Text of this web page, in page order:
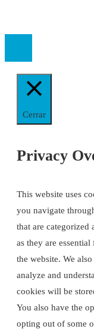
Cerrar
Privacy
This website uses
you navigate
that are categorized
as they are
the website. We
analyze and
cookies will be
You also have the
opting out of some